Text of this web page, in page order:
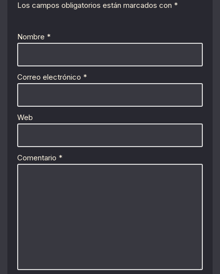
Los campos obligatorios están marcados con *
Nombre *
Correo electrónico *
Web
Comentario *